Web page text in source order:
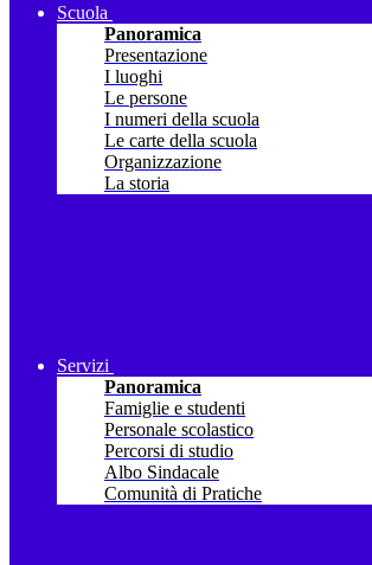
Scuola
Panoramica
Presentazione
I luoghi
Le persone
I numeri della scuola
Le carte della scuola
Organizzazione
La storia
Servizi
Panoramica
Famiglie e studenti
Personale scolastico
Percorsi di studio
Albo Sindacale
Comunità di Pratiche